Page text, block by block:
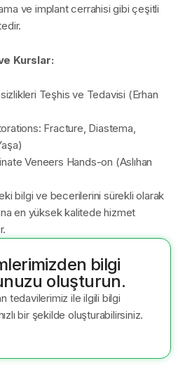
ve implant cerrahisi gibi çeşitli
Kurslar:
Teşhis ve Tedavisi (Erhan
Fracture, Diastema,
Veneers Hands-on (Aslıhan
bilgi ve becerilerini sürekli olarak
en yüksek kalitede hizmet
bilgi
oluşturun.
tedavilerimiz ile ilgili bilgi
bir şekilde oluşturabilirsiniz.